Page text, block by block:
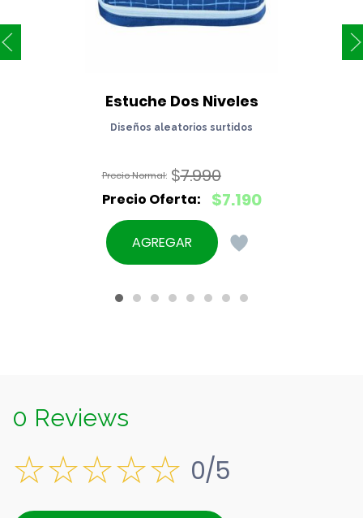
Estuche Dos Niveles
Diseños aleatorios surtidos
$7.990
El
precio
original
$7.190
El
precio
actual
$7.190.
AGREGAR
0 Reviews
0/5